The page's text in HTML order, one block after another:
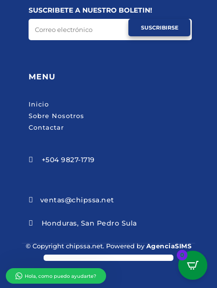
SUSCRIBETE A NUESTRO BOLETIN!
SUSCRIBIRSE
MENU
Inicio
Sobre Nosotros
Contactar
 +504 9827-1719
 ventas@chipssa.net
 Honduras, San Pedro Sula
© Copyright chipssa.net. Powered byAgenciaSIMS
Hola, como puedo ayudarte?
0